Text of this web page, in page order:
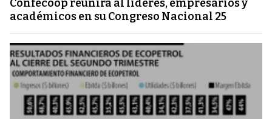
Confecoop reunirá al líderes, empresarios y
académicos en su Congreso Nacional 25